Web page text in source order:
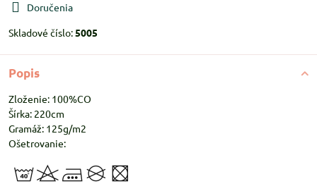
Doručenia
Skladové číslo:5005
Popis
Zloženie: 100%CO
Šírka: 220cm
Gramáž: 125g/m2
Ošetrovanie: